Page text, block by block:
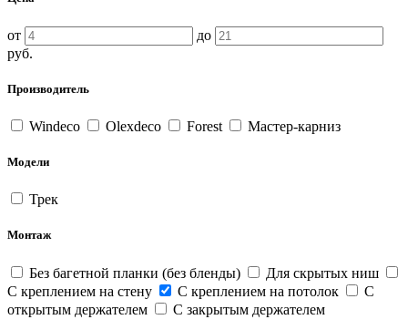
от
до
руб.
Производитель
Windeco Olexdeco Forest Мастер-карниз
Модели
Трек
Монтаж
Без багетной планки (без бленды)
Для скрытых ниш
С креплением на стену
С креплением на потолок
С
открытым держателем
С закрытым держателем